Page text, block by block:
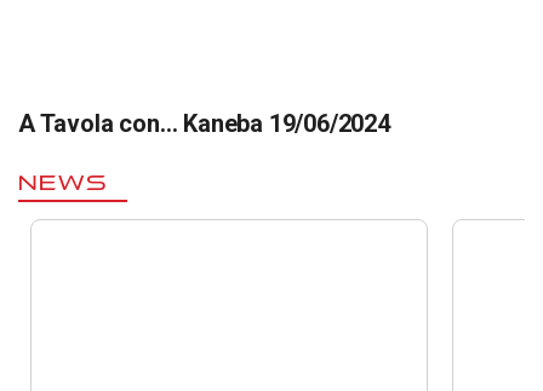
A Tavola con… Kaneba 19/06/2024
NEWS